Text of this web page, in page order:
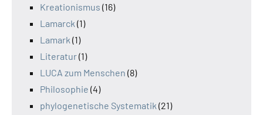
Kreationismus (16)
Lamarck (1)
Lamark (1)
Literatur(1)
LUCA zum Menschen (8)
Philosophie (4)
phylogenetische Systematik (21)